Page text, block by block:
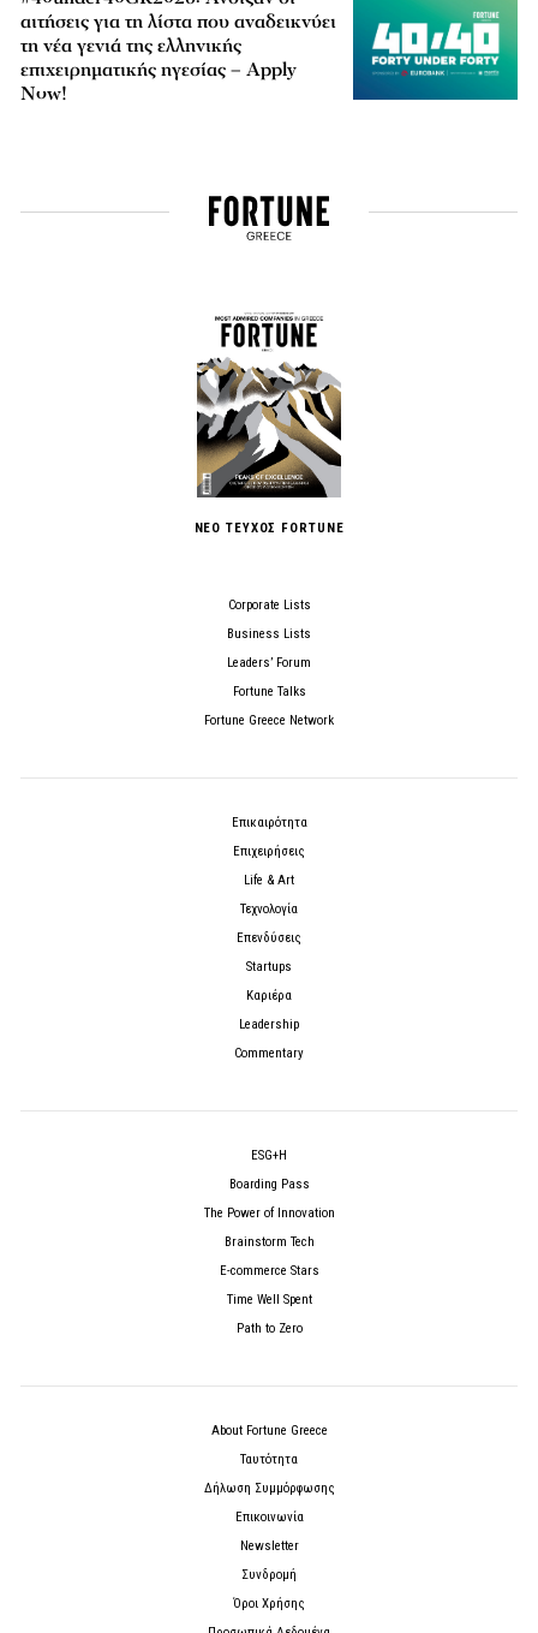
αιτήσεις για τη λίστα που αναδεικνύει
τη νέα γενιά της ελληνικής
επιχειρηματικής ηγεσίας – Apply
Now!
ΝΕΟ ΤΕΥΧΟΣ FORTUNE
Corporate Lists
Business Lists
Leaders’ Forum
Fortune Talks
Fortune Greece Network
Επικαιρότητα
Επιχειρήσεις
Life & Art
Τεχνολογία
Επενδύσεις
Startups
Καριέρα
Leadership
Commentary
ESG+H
Boarding Pass
The Power of Innovation
Brainstorm Tech
E-commerce Stars
Time Well Spent
Path to Zero
About Fortune Greece
Ταυτότητα
Δήλωση Συμμόρφωσης
Επικοινωνία
Newsletter
Συνδρομή
Όροι Χρήσης